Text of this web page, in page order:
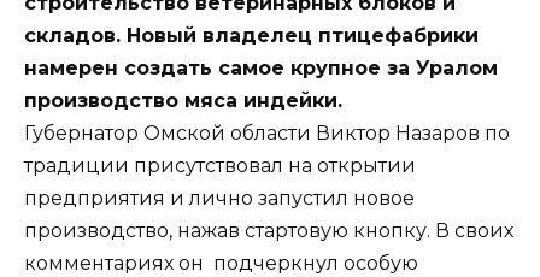
складов. Новый владелец птицефабрики
намерен создать самое крупное за Уралом
производство мяса индейки.
Губернатор Омской области Виктор Назаров по
традиции присутствовал на открытии
предприятия и лично запустил новое
производство, нажав стартовую кнопку. В своих
комментариях он подчеркнул особую